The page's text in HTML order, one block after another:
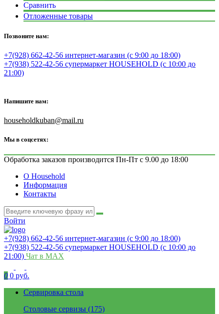
Сравнить
Отложенные товары
Позвоните нам:
+7(928) 662-42-56 интернет-магазин (с 9:00 до 18:00)
+7(938) 522-42-56 супермаркет HOUSEHOLD (с 10:00 до
21:00)
Напишите нам:
householdkuban@mail.ru
Мы в соцсетях:
Обработка заказов производится Пн-Пт с 9.00 до 18:00
О Household
Информация
Контакты
Войти
+7(928) 662-42-56 интернет-магазин (с 9:00 до 18:00)
+7(938) 522-42-56 супермаркет HOUSEHOLD (с 10:00 до
21:00) Чат в MAX
0 0 руб.
Сервировка стола
Столовые сервизы (175)